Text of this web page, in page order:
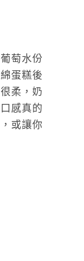
萄水份
蛋糕後
柔，奶
感真的
或讓你